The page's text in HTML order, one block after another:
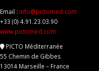
Email : info@pictomed.com
+33 (0) 4.91.23.03.90
www.pictomed.com
PICTO Méditerranée
55 Chemin de Gibbes
13014 Marseille – France